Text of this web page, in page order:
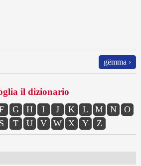
gëmma ›
il dizionario
G H I J K L M N
O
S T U V W X Y Z